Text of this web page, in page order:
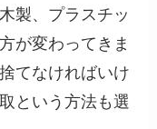
製、プラスチッ
が変わってきま
てなければいけ
という方法も選